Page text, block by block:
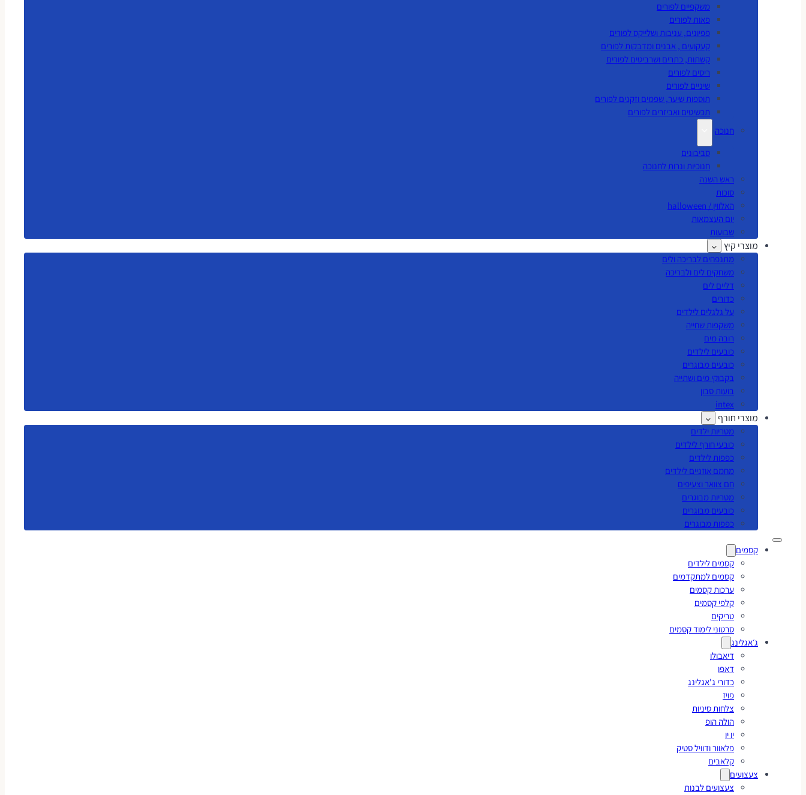
משקפיים לפורים
פאות לפורים
פפיונים, עניבות ושלייקס לפורים
קעקועים , אבנים ומדבקות לפורים
קשתות, כתרים ושרביטים לפורים
ריסים לפורים
שיניים לפורים
תוספות שיער, שפמים וזקנים לפורים
תכשיטים ואביזרים לפורים
חנוכה
סביבונים
חנוכיות ונרות לחנוכה
ראש השנה
סוכות
האלווין / halloween
יום העצמאות
שבועות
מוצרי קיץ
מתנפחים לבריכה ולים
משחקים לים ולבריכה
דליים לים
כדורים
על גלגלים לילדים
משקפות שחייה
רובה מים
כובעים לילדים
כובעים מבוגרים
בקבוקי מים ושתייה
בועות סבון
intex
מוצרי חורף
מטריות ילדים
כובעי חורף לילדים
כפפות לילדים
מחמם אוזניים לילדים
חם צוואר וצעיפים
מטריות מבוגרים
כובעים מבוגרים
כפפות מבוגרים
קסמים
קסמים לילדים
קסמים למתקדמים
ערכות קסמים
קלפי קסמים
טריקים
סרטוני לימוד קסמים
ג׳אגלינג
דיאבולו
דאפו
כדורי ג'אגלינג
פויז
צלחות סיניות
הולה הופ
יו יו
פלאוור ודוויל סטיק
קלאבים
צעצועים
צעצועים לבנות